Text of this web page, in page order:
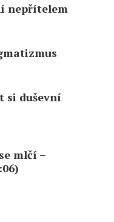
nepřítelem
si duševní
mlčí –